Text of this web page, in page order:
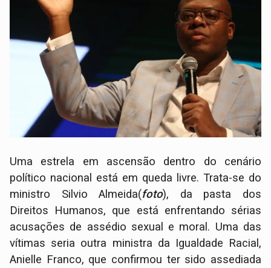
Uma estrela em ascensão dentro do cenário
político nacional está em queda livre. Trata-se do
ministro Silvio Almeida(foto), da pasta dos
Direitos Humanos, que está enfrentando sérias
acusações de assédio sexual e moral. Uma das
vítimas seria outra ministra da Igualdade Racial,
Anielle Franco, que confirmou ter sido assediada